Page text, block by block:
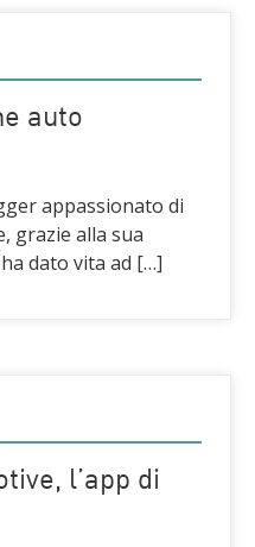
auto
appassionato di
grazie alla sua
dato vita ad […]
l’app di